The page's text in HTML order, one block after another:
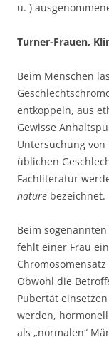
u. )
Turner-Frauen,
Beim Menschen
entkoppeln, aus
Gewisse
Untersuchung
üblichen
Fachliteratur
nature bezeichnet.
Beim
fehlt einer Frau
Obwohl die
Pubertät
werden,
als „normalen“